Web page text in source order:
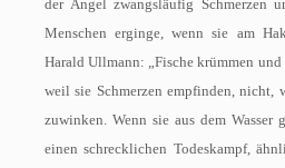
der Angel zwangsläufig Schmerzen
Menschen erginge, wenn sie am
Harald Ullmann: „Fische krümmen
weil sie Schmerzen empfinden, nicht,
zuwinken. Wenn sie aus dem Wasser
einen schrecklichen Todeskampf,